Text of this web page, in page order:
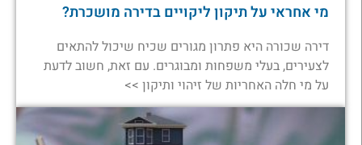
מי אחראי על תיקון ליקויים בדירה מושכרת?
דירה שכורה היא פתרון מגורים שכיח שיכול להתאים
לצעירים, בעלי משפחות ומבוגרים. עם זאת, חשוב לדעת
על מי חלה האחריות של זיהוי ותיקון >>